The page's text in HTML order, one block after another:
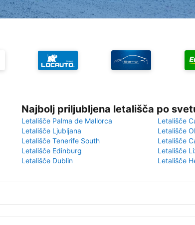
Najbolj priljubljena letališča po
Letališče Palma de Mallorca
Letališče
Letališče Ljubljana
Letališče
Letališče Tenerife South
Letališče
Letališče Edinburg
Letališče
Letališče Dublin
Letališče